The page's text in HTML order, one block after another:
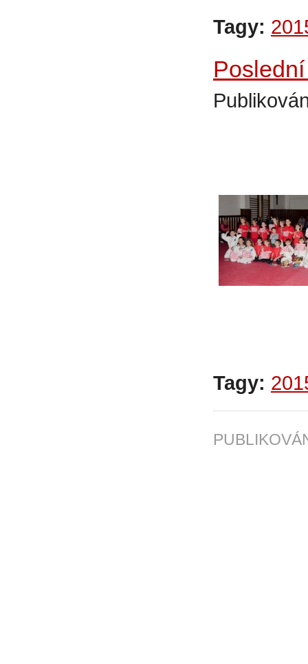
Tagy:
Tagy: